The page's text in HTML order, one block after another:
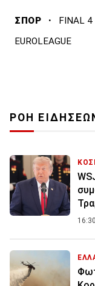
ΣΠΟΡ · FINAL 4
EUROLEAGUE
ΡΟΗ
16:30